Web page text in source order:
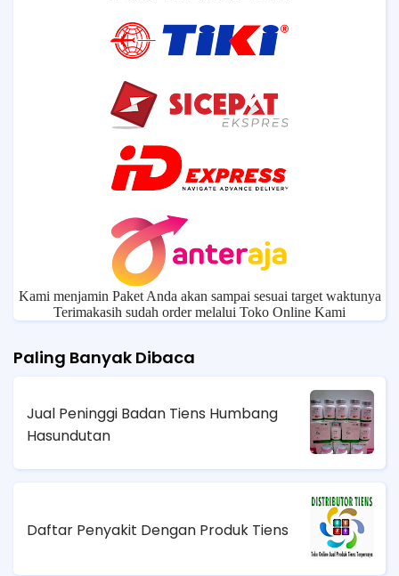
Kami menjamin Paket Anda akan sampai sesuai target waktunya
Terimakasih sudah order melalui Toko Online Kami
Paling Banyak Dibaca
Jual Peninggi Badan Tiens Humbang
Hasundutan
Daftar Penyakit Dengan Produk Tiens